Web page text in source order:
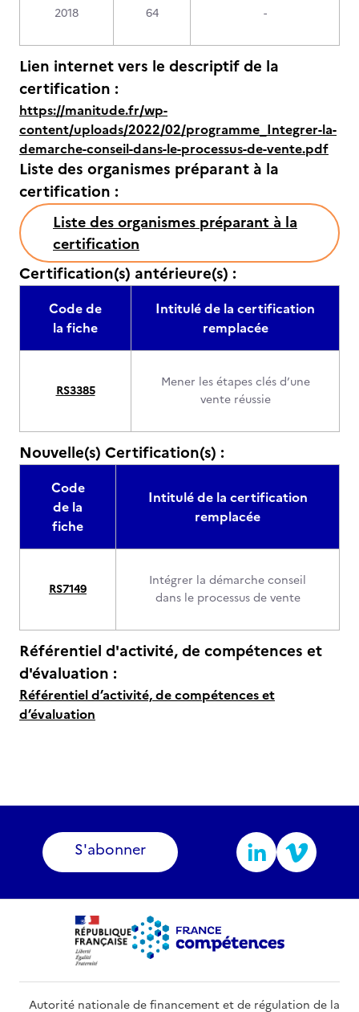
2018 64 -
Lien internet vers le descriptif de la
certification :
https://manitude.fr/wp-
content/uploads/2022/02/programme_Integrer-la-
demarche-conseil-dans-le-processus-de-vente.pdf
Liste des organismes préparant à la
certification :
Liste des organismes préparant à la
certification
Certification(s) antérieure(s) :
Code de
la fiche
Intitulé de la certification
remplacée
RS3385
Mener les étapes clés d’une
vente réussie
Nouvelle(s) Certification(s) :
Code
de la
fiche
Intitulé de la certification
remplacée
RS7149
Intégrer la démarche conseil
dans le processus de vente
Référentiel d'activité, de compétences et
d'évaluation :
Référentiel d’activité, de compétences et
d’évaluation
S'abonner
Autorité nationale de financement et de régulation de la